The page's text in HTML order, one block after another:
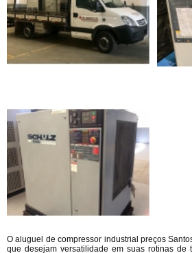
O aluguel de compressor industrial preços
que desejam versatilidade em suas rotinas de